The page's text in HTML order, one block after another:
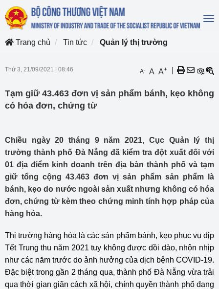
Trang chủ
Tin tức Quản lý thị trường
Thứ 3, 21/09/2021 08:46 A- A A+
Tạm giữ 43.463 đơn vị sản phẩm bánh, kẹo không
có hóa đơn, chứng từ
Chiều ngày 20 tháng 9 năm 2021, Cục Quản lý thị
trường thành phố Đà Nẵng đã kiểm tra đột xuất đối với
01 địa điểm kinh doanh trên địa bàn thành phố và tạm
giữ tổng cộng 43.463 đơn vị sản phẩm sản phẩm là
bánh, kẹo do nước ngoài sản xuất nhưng không có hóa
đơn, chứng từ kèm theo chứng minh tính hợp pháp của
hàng hóa.
Thị trường hàng hóa là các sản phẩm bánh, kẹo phục vụ dịp
Tết Trung thu năm 2021 tuy không được dồi dào, nhộn nhịp
như các năm trước do ảnh hưởng của dịch bệnh COVID-19.
Đặc biệt trong gần 2 tháng qua, thành phố Đà Nẵng vừa trải
qua thời gian giãn cách xã hội, chính quyền thành phố đang